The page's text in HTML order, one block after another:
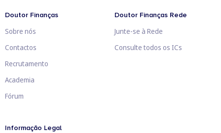
Doutor Finanças
Sobre nós
Contactos
Recrutamento
Academia
Fórum
Doutor Finanças Rede
Junte-se à Rede
Consulte todos os ICs
Informação Legal